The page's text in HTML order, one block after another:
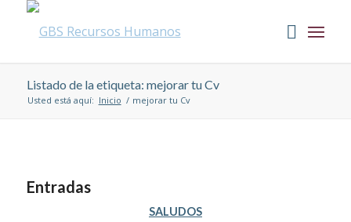
Listado de la etiqueta: mejorar tu Cv
Usted está aquí: Inicio / mejorar tu Cv
Entradas
SALUDOS